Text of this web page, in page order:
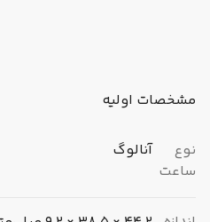
مشخصات اولیه
نوع
ساعت
آنالوگ